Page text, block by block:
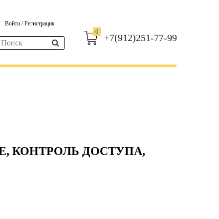
Войти /Регистрация
0
+7(912)251-77-99
КОНТРОЛЬ ДОСТУПА,